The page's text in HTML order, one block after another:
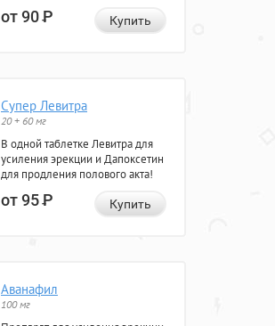
от 90Р Купить
Супер Левитра
20 + 60 мг
В одной таблетке Левитра для
усиления эрекции и Дапоксетин
для продления полового акта!
от 95Р Купить
Аванафил
100 мг